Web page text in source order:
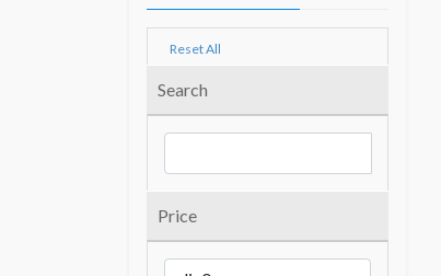
Reset All
Search
Price